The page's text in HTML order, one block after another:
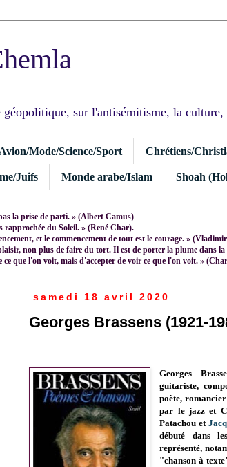
géopolitique, sur l'antisémitisme, la
Avion/Mode/Science/Sport Chrétiens/
Juifs Monde arabe/Islam Shoah
la prise de parti. » (Albert Camus)
rapprochée du Soleil. » (René Char).
et le commencement de tout est le courage. »
non plus de faire du tort. Il est de porter la plume dans
que l'on voit, mais d'accepter de voir ce que l'on voit. »
samedi 18 avril 2020
Georges Brassens (1921-
Georges
guitariste,
poète,
par le jazz et
Patachou et
débuté dans
représenté,
"chanson à